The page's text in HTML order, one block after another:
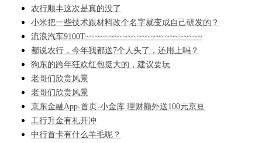
农行顺丰这次是真的没了
小米把一些技术跟材料改个名字就变成自己研发的？
流浪汽车9100T~~~~~~~~~~~~~~~~~~~~~~~~~
都说农行，今年我都送7个人头了，还用上吗？
狗东的跨年狂欢红包挺大的，建议要玩
老哥们欣赏风景
老哥们欣赏风景
京东金融App-首页-小金库 理财额外送100元京豆
工行升金有礼开冲
中行首卡有什么羊毛呢？